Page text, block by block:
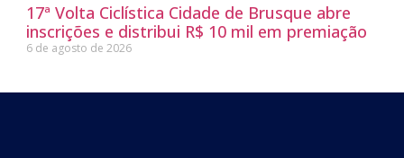
17ª Volta Ciclística Cidade de Brusque abre
inscrições e distribui R$ 10 mil em premiação
6 de agosto de 2026